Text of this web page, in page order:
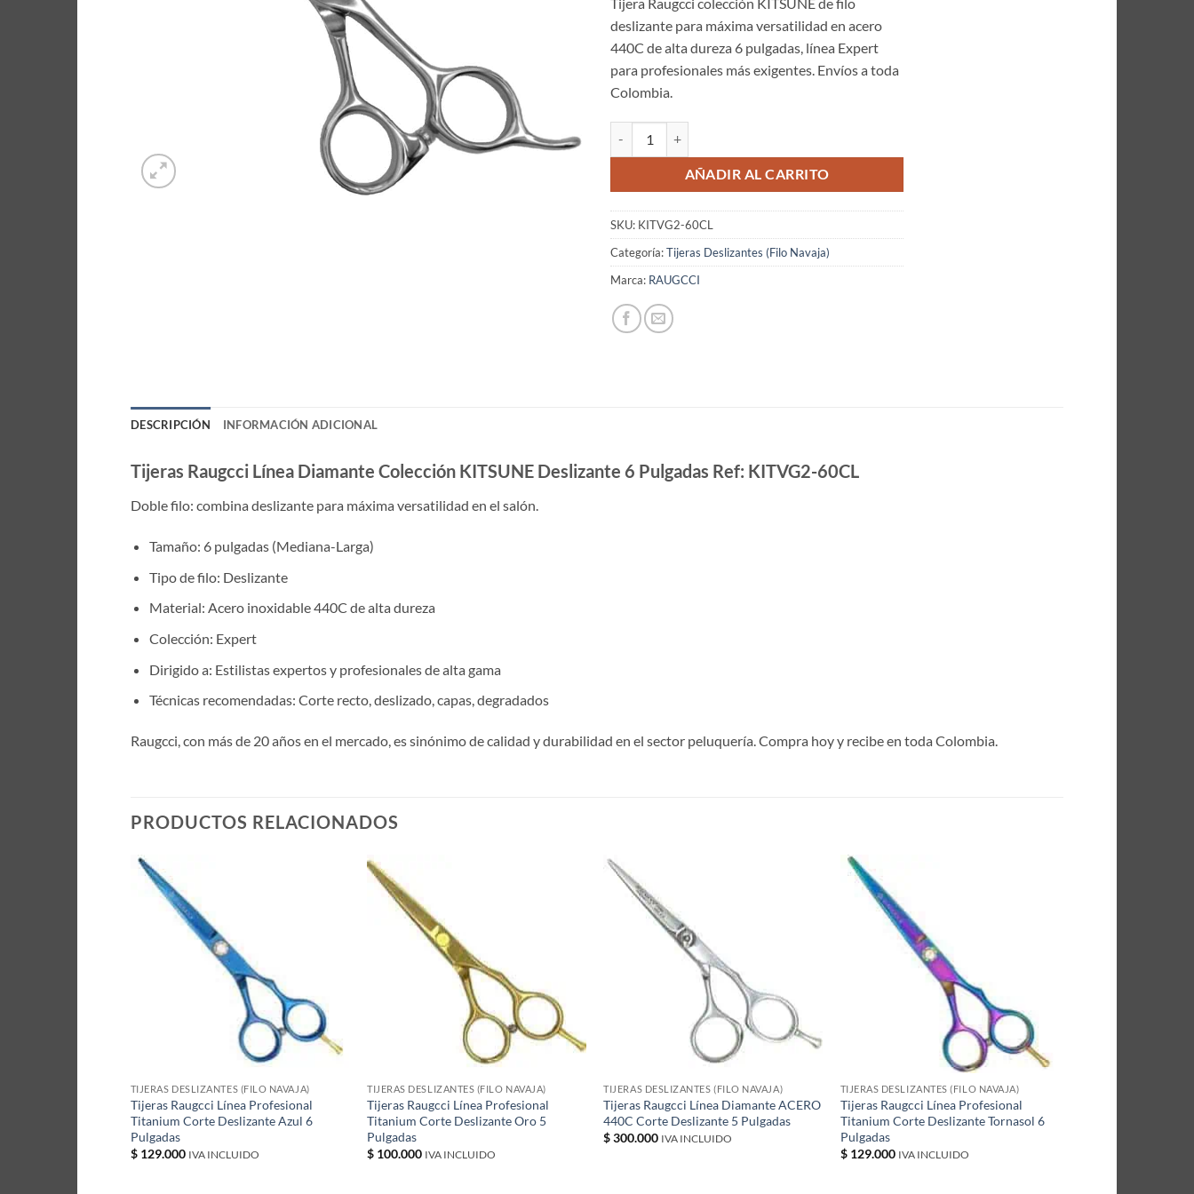
deslizante para máxima versatilidad en acero
440C de alta dureza 6 pulgadas, línea Expert
para profesionales más exigentes. Envíos a toda
Colombia.
AÑADIR AL CARRITO
SKU: KITVG2-60CL
Categoría:Tijeras Deslizantes (Filo Navaja)
Marca: RAUGCCI
DESCRIPCIÓN INFORMACIÓN ADICIONAL
Tijeras Raugcci Línea Diamante Colección KITSUNE Deslizante 6 Pulgadas Ref: KITVG2-60CL
Doble filo: combina deslizante para máxima versatilidad en el salón.
Tamaño: 6 pulgadas (Mediana-Larga)
Tipo de filo: Deslizante
Material: Acero inoxidable 440C de alta dureza
Colección: Expert
Dirigido a: Estilistas expertos y profesionales de alta gama
Técnicas recomendadas: Corte recto, deslizado, capas, degradados
Raugcci, con más de 20 años en el mercado, es sinónimo de calidad y durabilidad en el sector peluquería. Compra hoy y recibe en toda Colombia.
PRODUCTOS RELACIONADOS
TIJERAS DESLIZANTES (FILO NAVAJA)
Tijeras Raugcci Línea Profesional
Titanium Corte Deslizante Azul 6
Pulgadas
$129.000 IVA INCLUIDO
TIJERAS DESLIZANTES (FILO NAVAJA)
Tijeras Raugcci Línea Profesional
Titanium Corte Deslizante Oro 5
Pulgadas
$ 100.000 IVA INCLUIDO
TIJERAS DESLIZANTES (FILO NAVAJA)
Tijeras Raugcci Línea Diamante ACERO
440C Corte Deslizante 5 Pulgadas
$300.000 IVA INCLUIDO
TIJERAS DESLIZANTES (FILO NAVAJA)
Tijeras Raugcci Línea Profesional
Titanium Corte Deslizante Tornasol 6
Pulgadas
$129.000 IVA INCLUIDO